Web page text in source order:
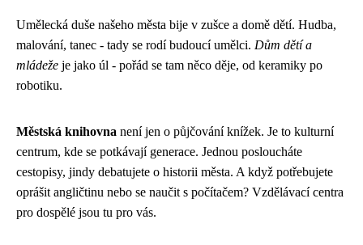
Umělecká duše našeho města bije v zušce a domě dětí. Hudba,
malování, tanec - tady se rodí budoucí umělci. Dům dětí a
mládeže je jako úl - pořád se tam něco děje, od keramiky po
robotiku.
Městská knihovna není jen o půjčování knížek. Je to kulturní
centrum, kde se potkávají generace. Jednou posloucháte
cestopisy, jindy debatujete o historii města. A když potřebujete
oprášit angličtinu nebo se naučit s počítačem? Vzdělávací centra
pro dospělé jsou tu pro vás.